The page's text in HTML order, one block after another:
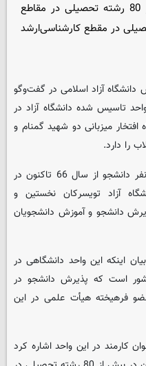
دانشگاه آزاد تویسرکان در بیش از 80 رشته تحصیلی در مقاطع
و 15 رشته تحصیلی در مقطع کارشناسی‌ارشد
دانشگاه آزاد اسلامی در گفت‌وگو
تاسیس شده دانشگاه آزاد در
میزبانی دو شهید گمنام و
را دارد.
وی از دانش آموختگی حدود 15 هزار نفر دانشجو از سال 66 تاکنون در
آزاد تویسرکان نخستین و
دانشجو و آموزش دانشجویان
اینکه این واحد دانشگاهی در
است که پذیرش دانشجو در
اپتیک و لیزر دارد، افزود: 63 عضو فرهیخته هیأت علمی در این
برای 60 نفر به عنوان کارمند در این واحد اشاره کرد